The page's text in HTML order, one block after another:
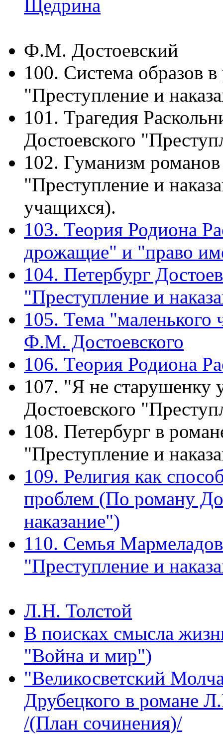
Щедрина
Ф.М. Достоевский
100. Система образов
"Преступление и
101. Трагедия
Достоевского
102. Гуманизм
"Преступление и
учащихся).
103. Теория Родиона
дрожащие" и "право
104. Петербург
"Преступление и
105. Тема "маленького
Ф.М. Достоевского
106. Теория Родиона
107. "Я не
Достоевского
108. Петербург в
"Преступление и
109. Религия как
проблем (По роману
наказание")
110. Семья
"Преступление и
Л.Н. Толстой
В поисках смысла
"Война и мир")
"Великосветский
Друбецкого в романе
/(План сочинения)/